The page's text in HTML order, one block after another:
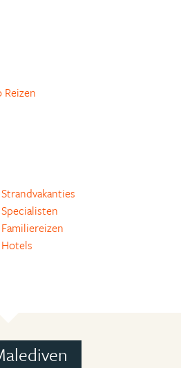
Strandvakanties
Specialisten
Familiereizen
Hotels